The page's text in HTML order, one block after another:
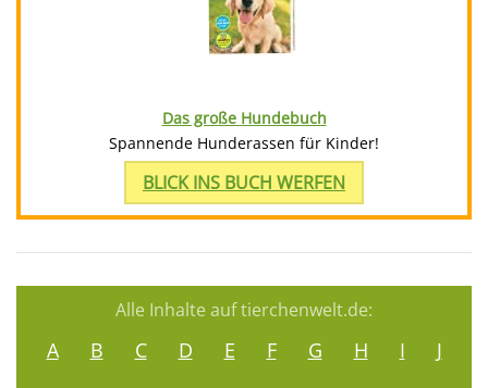
Das große Hundebuch
Spannende Hunderassen für Kinder!
BLICK INS BUCH WERFEN
Alle Inhalte auf tierchenwelt.de:
A B C D E F G H I
J